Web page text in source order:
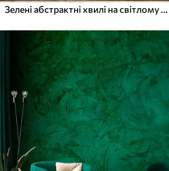
Зелені абстрактні хвилі на світлому фоні